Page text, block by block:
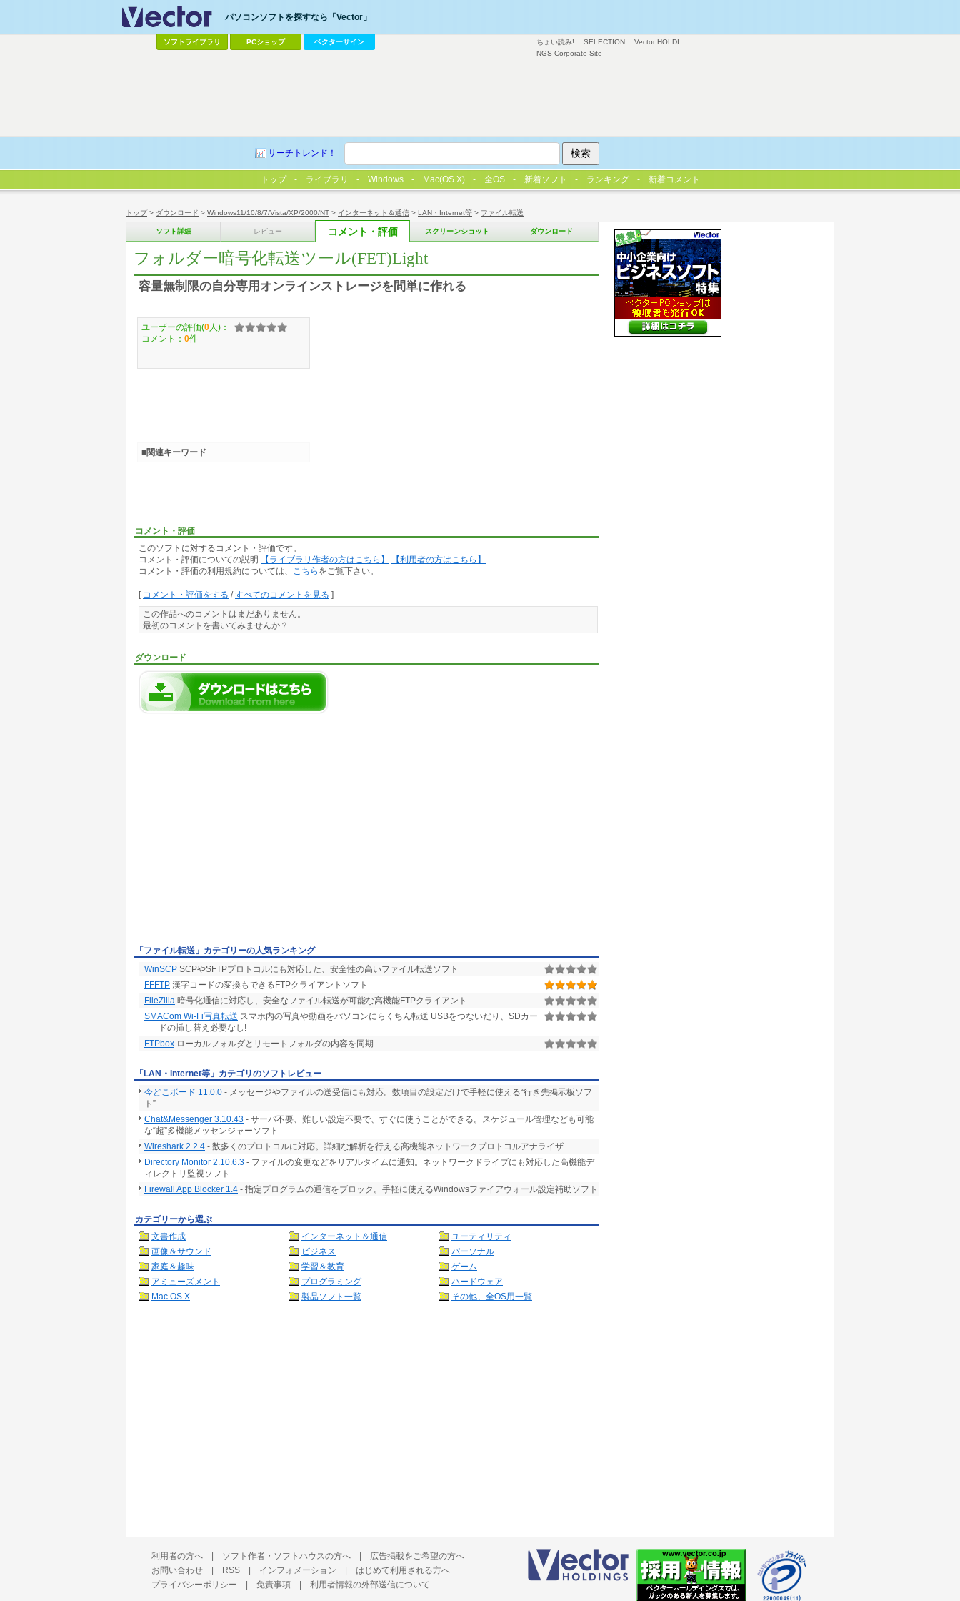
トップ> ダウンロード > Windows11/10/8/7/Vista/XP/2000/NT > インターネット＆通信 > LAN・Internet等 > ファイル転送
ソフト詳細 レビュー コメント・評価 スクリーンショット ダウンロード
フォルダー暗号化転送ツール(FET)Light
容量無制限の自分専用オンラインストレージを間単に作れる
コメント・評価
このソフトに対するコメント・評価です。
コメント・評価についての説明
【ライブラリ作者の方はこちら】
【利用者の方はこちら】
コメント・評価の利用規約については、
こちら をご覧下さい。
[ コメント・評価をする /すべてのコメントを見る ]
この作品へのコメントはまだありません。
最初のコメントを書いてみませんか？
ダウンロード
ユーザーの評価(0 人)：
コメント： 0件
■関連キーワード
「ファイル転送」カテゴリーの人気ランキング
WinSCP SCPやSFTPプロトコルにも対応した、安全性の高いファイル転送ソフト
FFFTP 漢字コードの変換もできるFTPクライアントソフト
FileZilla 暗号化通信に対応し、安全なファイル転送が可能な高機能FTPクライアント
SMACom Wi-Fi写真転送 スマホ内の写真や動画をパソコンにらくちん転送 USBをつないだり、SDカー
ドの挿し替え必要なし!
FTPbox ローカルフォルダとリモートフォルダの内容を同期
「LAN・Internet等」カテゴリのソフトレビュー
今どこボード 11.0.0 - メッセージやファイルの送受信にも対応。数項目の設定だけで手軽に使える“行き先掲示板ソフ
ト”
Chat&Messenger 3.10.43 - サーバ不要、難しい設定不要で、すぐに使うことができる。スケジュール管理なども可能
な“超”多機能メッセンジャーソフト
Wireshark 2.2.4 - 数多くのプロトコルに対応。詳細な解析を行える高機能ネットワークプロトコルアナライザ
Directory Monitor 2.10.6.3 - ファイルの変更などをリアルタイムに通知。ネットワークドライブにも対応した高機能デ
ィレクトリ監視ソフト
Firewall App Blocker 1.4 - 指定プログラムの通信をブロック。手軽に使えるWindowsファイアウォール設定補助ソフト
カテゴリーから選ぶ
文書作成
インターネット＆通信
ユーティリティ
画像＆サウンド
ビジネス
パーソナル
家庭＆趣味
学習＆教育
ゲーム
アミューズメント
プログラミング
ハードウェア
Mac OS X
製品ソフト一覧 その他、全OS用一覧
ちょい読み! SELECTION
Vector HOLDI
NGS Corporate Site
パソコンソフトを探すなら「Vector」
ソフトライブラリ PCショップ ベクターサイン
サーチトレンド！
トップ ライブラリ Windows Mac(OS X) 全OS 新着ソフト ランキング 新着コメント
利用者の方へ | ソフト作者・ソフトハウスの方へ | 広告掲載をご希望の方へ
お問い合わせ | RSS | インフォメーション | はじめて利用される方へ
プライバシーポリシー | 免責事項 | 利用者情報の外部送信について